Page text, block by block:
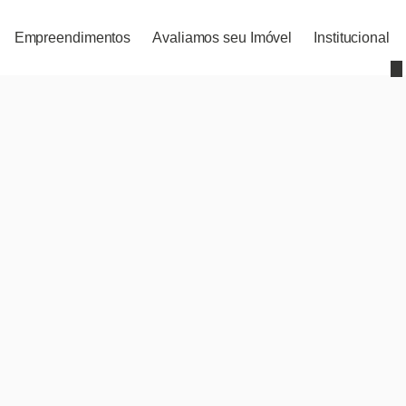
Institucional
Avaliamos seu Imóvel
Empreendimentos